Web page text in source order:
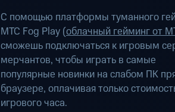
С помощью платформы туманного
МТС Fog Play (облачный гейминг от
сможешь подключаться к игровым
мерчантов, чтобы играть в самые
популярные новинки на слабом ПК
браузере, оплачивая только
игрового часа.